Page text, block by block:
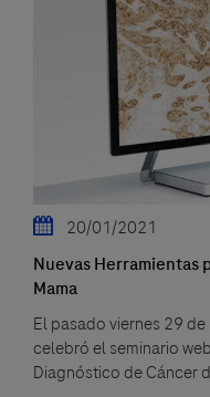
20/01/2021
Nuevas Herramientas
Mama
El pasado viernes 29
celebró el seminario
Diagnóstico de Cáncer